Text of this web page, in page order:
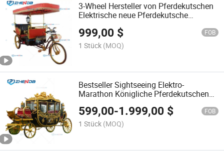
3-Wheel Hersteller von Pferdekutschen
Elektrische neue Pferdekutsche
Besichtigungspferdekutsche zu
verkaufen
999,00 $ FOB
1 Stück (MOQ)
Bestseller Sightseeing Elektro-
Marathon Königliche Pferdekutschen
Pferdewagen Pferdekarre zu verkaufen
599,00-1.999,00 $ FOB
1 Stück (MOQ)